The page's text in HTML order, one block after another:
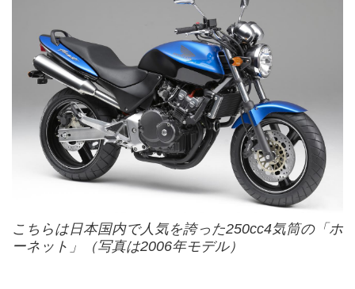
こちらは日本国内で人気を誇った250cc4気筒の「ホ
ーネット」（写真は2006年モデル）